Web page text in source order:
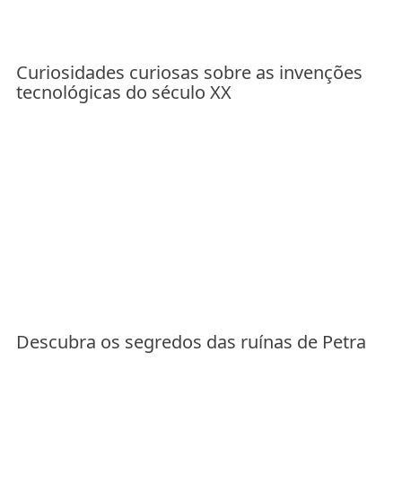
Curiosidades curiosas sobre as invenções
tecnológicas do século XX
Descubra os segredos das ruínas de Petra